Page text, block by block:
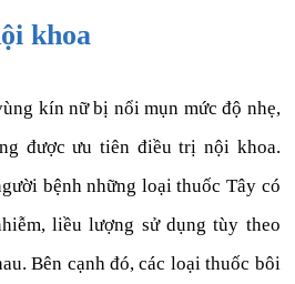
khoa
kín nữ bị nổi mụn mức độ nhẹ,
được ưu tiên điều trị nội khoa.
bệnh những loại thuốc Tây có
liều lượng sử dụng tùy theo
Bên cạnh đó, các loại thuốc bôi